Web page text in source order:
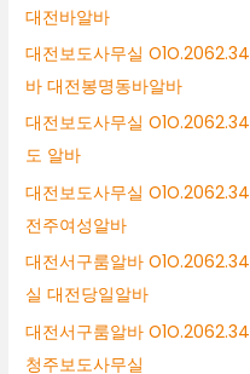
대전바알바
대전보도사무실
바 대전봉명동바알바
대전보도사무실
도 알바
대전보도사무실
전주여성알바
대전서구룸알바
실 대전당일알바
대전서구룸알바
청주보도사무실